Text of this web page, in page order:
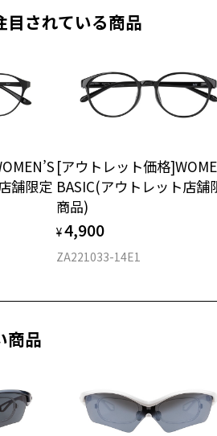
、アタッチメント込みの重さ
もっと見る
数を測定いただけます（無料）。
ロードしてお使いください。
ダウンロード
目されている商品
舗限定
[アウトレット価格
BASIC(アウトレット店舗
商品)
¥4,900
ZA221033-14E1
商品